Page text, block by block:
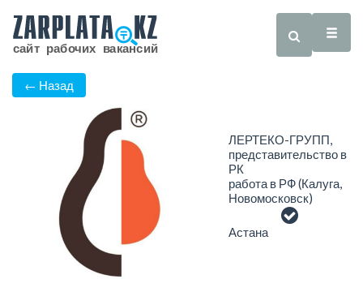
← Назад
ЛЕРТЕКО-ГРУПП,
представительство в
РК
работа в РФ (Калуга,
Новомосковск)
Астана